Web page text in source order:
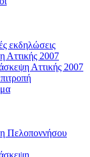
εκδηλώσεις
Αττικής 2007
Αττικής 2007
Πελοποννήσου